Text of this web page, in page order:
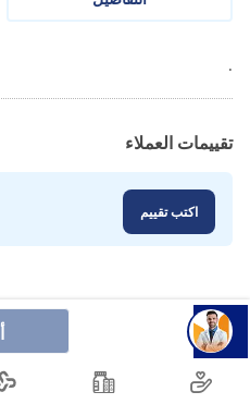
.
تقييمات العملاء
اكتب تقييم